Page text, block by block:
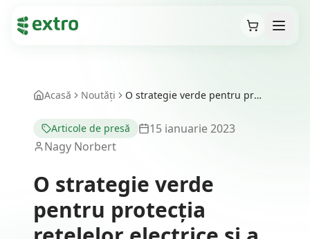
Cart
Acasă Noutăți O strategie verde pentru protecția rețelelor electrice și a mediului înconjurător
Articole de presă
15 ianuarie 2023
Nagy Norbert
O strategie verde
pentru protecția